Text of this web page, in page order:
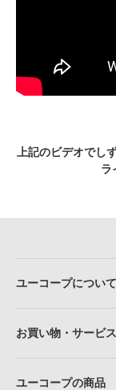
上記のビデオでし
ラ
ユーコープについて
お買い物・サービス
ユーコープの商品